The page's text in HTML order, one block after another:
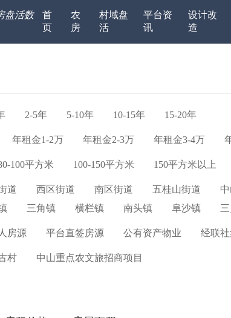
盘活数
首
页
农
房
村域盘
活
平台资
讯
设计改
造
2-5年 5-10年 10-15年 15-20年
年租金1-2万 年租金2-3万 年租金3-4万
100平方米 100-150平方米 150平方米以上
道 西区街道 南区街道 五桂山街道
三角镇 横栏镇 南头镇 阜沙镇
房源 平台直签房源 公有资产物业 经联
村 中山重点农文旅招商项目